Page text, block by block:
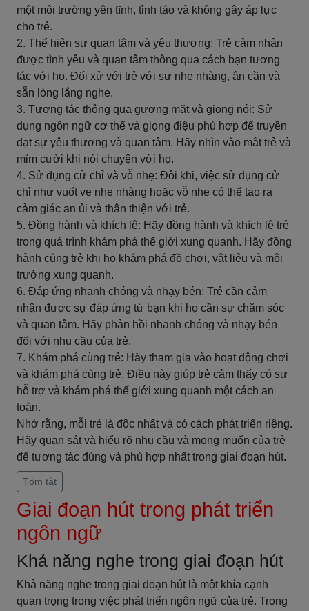
một môi trường yên tĩnh, tỉnh táo và không gây áp lực
cho trẻ.
2. Thể hiện sự quan tâm và yêu thương: Trẻ cảm nhận
được tình yêu và quan tâm thông qua cách bạn tương
tác với họ. Đối xử với trẻ với sự nhẹ nhàng, ân cần và
sẵn lòng lắng nghe.
3. Tương tác thông qua gương mặt và giọng nói: Sử
dụng ngôn ngữ cơ thể và giọng điệu phù hợp để truyền
đạt sự yêu thương và quan tâm. Hãy nhìn vào mắt trẻ và
mỉm cười khi nói chuyện với họ.
4. Sử dụng cử chỉ và vỗ nhẹ: Đôi khi, việc sử dụng cử
chỉ như vuốt ve nhẹ nhàng hoặc vỗ nhẹ có thể tạo ra
cảm giác an ủi và thân thiện với trẻ.
5. Đồng hành và khích lệ: Hãy đồng hành và khích lệ trẻ
trong quá trình khám phá thế giới xung quanh. Hãy đồng
hành cùng trẻ khi họ khám phá đồ chơi, vật liệu và môi
trường xung quanh.
6. Đáp ứng nhanh chóng và nhạy bén: Trẻ cần cảm
nhận được sự đáp ứng từ bạn khi họ cần sự chăm sóc
và quan tâm. Hãy phản hồi nhanh chóng và nhạy bén
đối với nhu cầu của trẻ.
7. Khám phá cùng trẻ: Hãy tham gia vào hoạt động chơi
và khám phá cùng trẻ. Điều này giúp trẻ cảm thấy có sự
hỗ trợ và khám phá thế giới xung quanh một cách an
toàn.
Nhớ rằng, mỗi trẻ là độc nhất và có cách phát triển riêng.
Hãy quan sát và hiểu rõ nhu cầu và mong muốn của trẻ
để tương tác đúng và phù hợp nhất trong giai đoạn hút.
Tóm tắt
Giai đoạn hút trong phát triển
ngôn ngữ
Khả năng nghe trong giai đoạn hút
Khả năng nghe trong giai đoạn hút là một khía cạnh
quan trọng trong việc phát triển ngôn ngữ của trẻ. Trong